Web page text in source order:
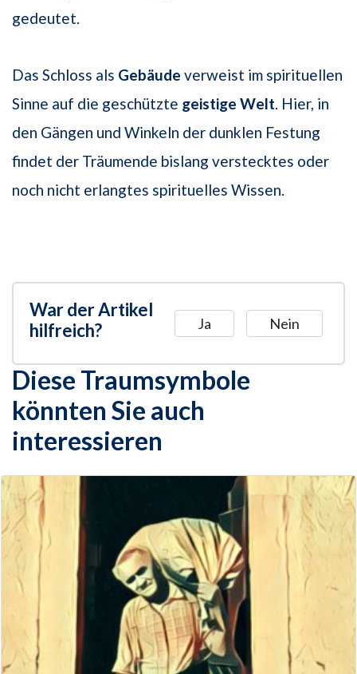
gedeutet.
Das Schloss als Gebäude verweist im spirituellen
Sinne auf die geschützte geistige Welt. Hier, in
den Gängen und Winkeln der dunklen Festung
findet der Träumende bislang verstecktes oder
noch nicht erlangtes spirituelles Wissen.
War der Artikel
hilfreich?
Ja Nein
Diese Traumsymbole
könnten Sie auch
interessieren